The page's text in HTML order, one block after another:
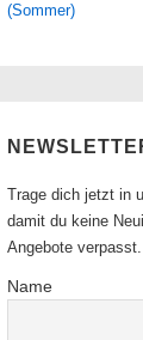
(Sommer)
Trage dich jetzt in
damit du keine
Angebote verpasst.
Name